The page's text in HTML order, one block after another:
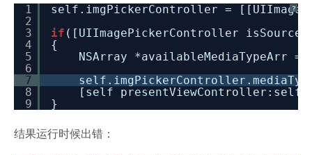
?
1
2
3
4
5
6
7
8
9
self.imgPickerController =
if ([UIImagePickerController
{
NSArray *availableMediaTypeArr =
[self
}
结果运行时候出错：